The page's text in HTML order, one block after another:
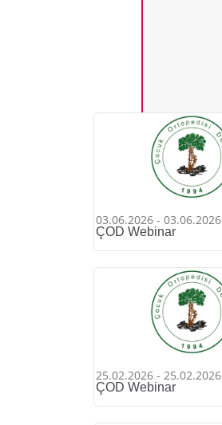
03.06.2026 - 03.06.2026
ÇOD Webinar
25.02.2026 - 25.02.2026
ÇOD Webinar